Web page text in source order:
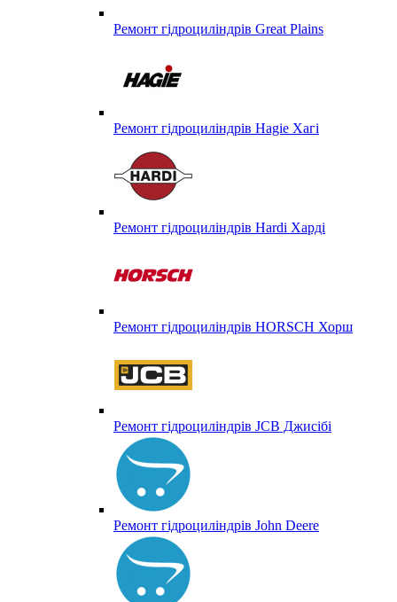
Ремонт гідроциліндрів Great Plains
Ремонт гідроциліндрів Hagie Хагі
Ремонт гідроциліндрів Hardi Харді
Ремонт гідроциліндрів HORSCH Хорш
Ремонт гідроциліндрів JCB Джисібі
Ремонт гідроциліндрів John Deere